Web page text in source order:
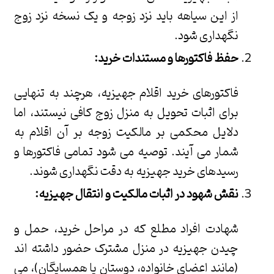
از این سیاهه باید نزد زوجه و یک نسخه نزد زوج
نگهداری شود.
حفظ فاکتورها و مستندات خرید:
فاکتورهای خرید اقلام جهیزیه، هرچند به تنهایی
برای اثبات تحویل به منزل زوج کافی نیستند، اما
دلایل محکمی بر مالکیت زوجه بر آن اقلام به
شمار می آیند. توصیه می شود تمامی فاکتورها و
رسیدهای خرید جهیزیه به دقت نگهداری شوند.
نقش شهود در اثبات مالکیت و انتقال جهیزیه:
شهادت افراد مطلع که در مراحل خرید، حمل و
چیدن جهیزیه در منزل مشترک حضور داشته اند
(مانند اعضای خانواده، دوستان یا همسایگان)، می